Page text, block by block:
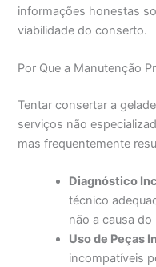
informações honestas
viabilidade do conserto.
Por Que a Manutenção
Tentar consertar a
serviços não
mas frequentemente
Diagnóstico
técnico
não a causa do
Uso de Peças
incompatíveis